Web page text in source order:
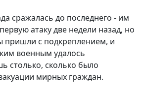
сражалась до последнего - им
атаку две недели назад, но
пришли с подкреплением, и
военным удалось
столько, сколько было
мирных граждан.